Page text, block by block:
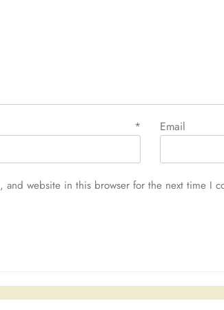
*
and website in this browser for the next time I